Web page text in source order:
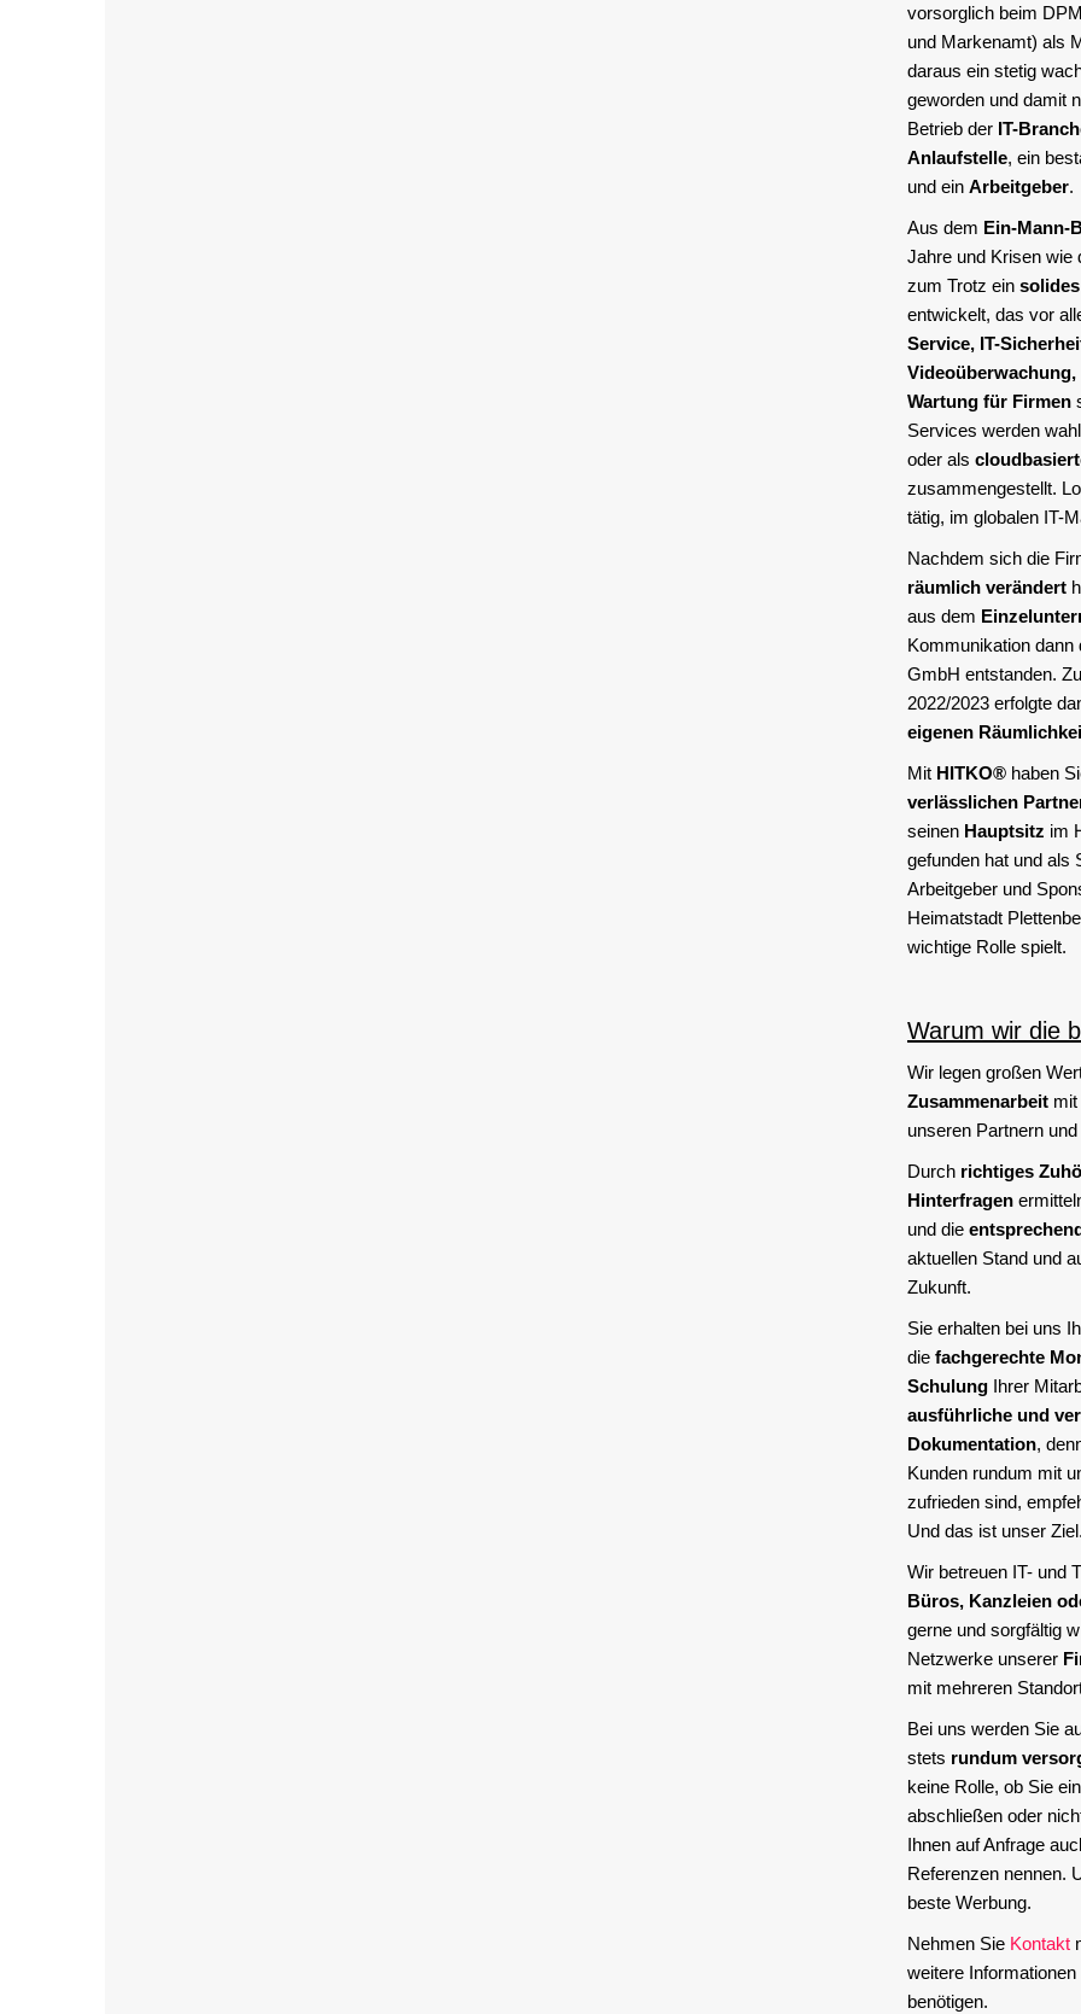
vorsorglich beim
und Markenamt) als
daraus ein stetig
geworden und damit
Betrieb der IT-
Anlaufstelle, ein
und ein Arbeitgeber.
Aus dem Ein-Mann-
Jahre und Krisen wie
zum Trotz ein
entwickelt, das vor
Service, IT-
Wartung für Firmen
Services werden
oder als
zusammengestellt.
tätig, im globalen IT-
Nachdem sich die
räumlich verändert
aus dem
Kommunikation dann
GmbH entstanden.
2022/2023 erfolgte
eigenen
Mit HITKO® haben
verlässlichen
seinen Hauptsitz im
gefunden hat und als
Arbeitgeber und
Heimatstadt
wichtige Rolle spielt.
Warum wir die
Wir legen großen
Zusammenarbeit
unseren Partnern
Durch richtiges
Hinterfragen
und die
aktuellen Stand und
Zukunft.
Sie erhalten bei uns
die fachgerechte
Schulung Ihrer
ausführliche und
Dokumentation,
Kunden rundum mit
zufrieden sind,
Und das ist unser
Wir betreuen IT- und
Büros, Kanzleien
gerne und sorgfältig
Netzwerke unserer
mit mehreren
Bei uns werden Sie
stets rundum
keine Rolle, ob Sie
abschließen oder
Ihnen auf Anfrage
Referenzen nennen.
beste Werbung.
Nehmen Sie Kontakt
weitere
benötigen.